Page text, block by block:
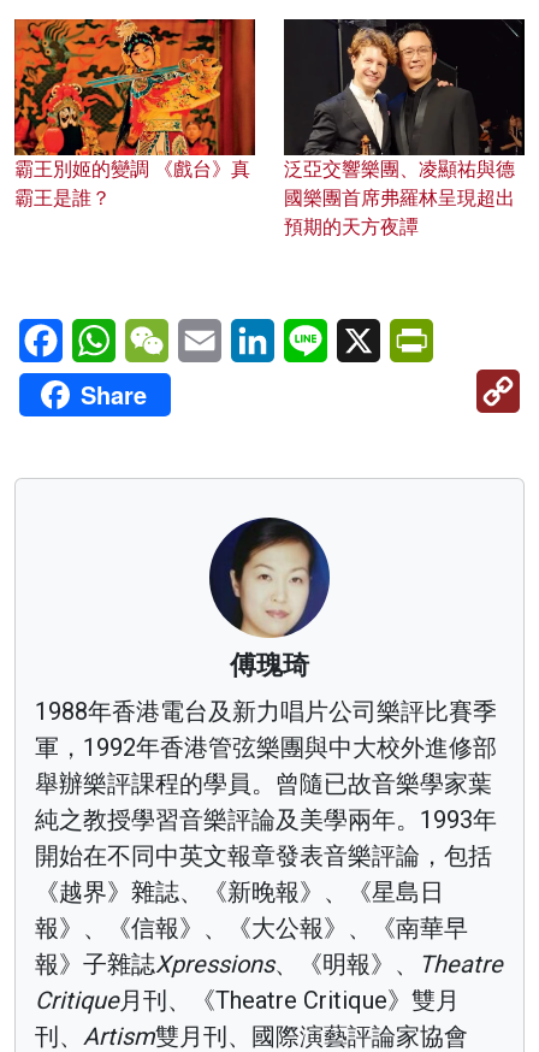
霸王別姬的變調 《戲台》真
霸王是誰？
泛亞交響樂團、凌顯祐與德
國樂團首席弗羅林呈現超出
預期的天方夜譚
FacebookWhatsAppWeChatEmail LinkedInLine X
Share
傅瑰琦
1988年香港電台及新力唱片公司樂評比賽季
軍，1992年香港管弦樂團與中大校外進修部
舉辦樂評課程的學員。曾隨已故音樂學家葉
純之教授學習音樂評論及美學兩年。1993年
開始在不同中英文報章發表音樂評論，包括
《越界》雜誌、《新晚報》、《星島日
報》、《信報》、《大公報》、《南華早
報》子雜誌Xpressions、《明報》、
Theatre
Critique月刊、《Theatre Critique》雙月
刊、 Artism雙月刊、國際演藝評論家協會